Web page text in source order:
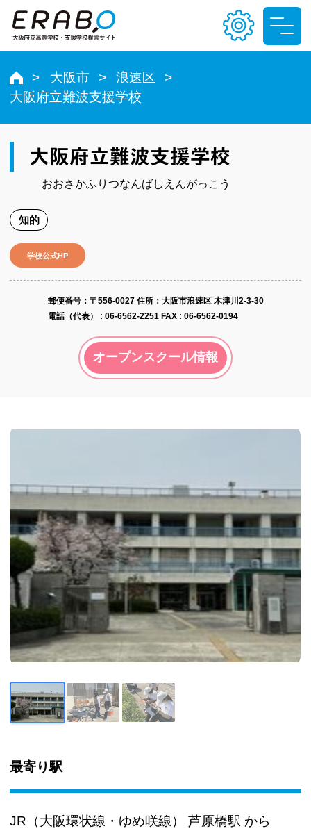
文字サイズ
大阪市
浪速区
大阪府立難波支援学校
大阪府立難波支援学校
おおさかふりつなんばしえんがっこう
知的
学校公式HP
郵便番号​：〒556-0027 住所：大阪市浪速区 木津川2-3-30
電話（代表） : 06-6562-2251 FAX : 06-6562-0194
オープンスクール情報
最寄り駅
JR（大阪環状線・ゆめ咲線） 芦原橋駅 から